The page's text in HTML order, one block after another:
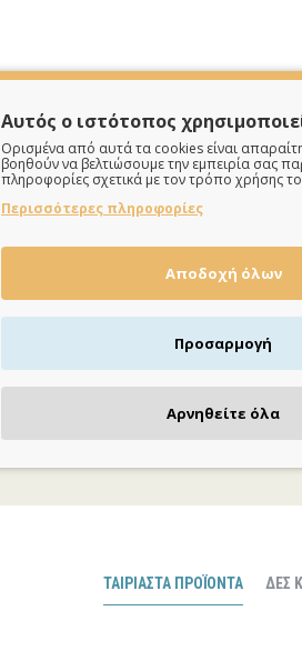
ΤΑΙΡΙΑΣΤΆ ΠΡΟΪΌΝΤΑ ΔΕΣ
Αυτός ο ιστότοπος
Ορισμένα από αυτά τα cookies είναι
βοηθούν να βελτιώσουμε την εμπειρία σας
πληροφορίες σχετικά με τον τρόπο χρήσης
Περισσότερες πληροφορίες
Αποδοχή όλων
Προσαρμογή
Αρνηθείτε όλα